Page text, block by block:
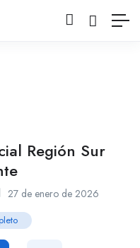
Región Sur
27 de enero de 2026